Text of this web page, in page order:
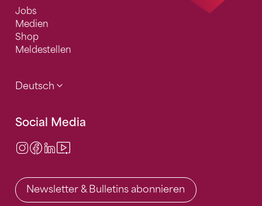
Jobs
Medien
Shop
Meldestellen
Deutsch
Social Media
Instagram
Facebook
LinkedIn
Newsletter & Bulletins abonnieren